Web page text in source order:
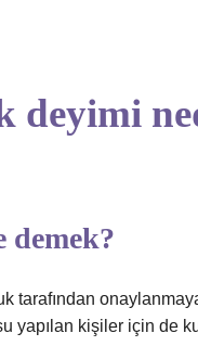
deyimi
demek?
tarafından
yapılan kişiler için de